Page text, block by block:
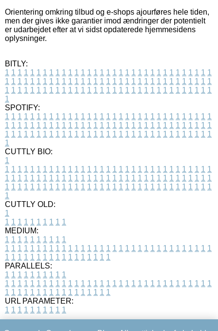
Orientering omkring tilbud og e-shops ajourføres hele tiden,
men der gives ikke garantier imod ændringer der potentielt
er udarbejdet efter at vi sidst opdaterede hjemmesidens
oplysninger.
BITLY:
1 1 1 1 1 1 1 1 1 1 1 1 1 1 1 1 1 1 1 1 1 1 1 1 1 1 1 1 1 1 1 1 1
1 1 1 1 1 1 1 1 1 1 1 1 1 1 1 1 1 1 1 1 1 1 1 1 1 1 1 1 1 1 1 1 1
1 1 1 1 1 1 1 1 1 1 1 1 1 1 1 1 1 1 1 1 1 1 1 1 1 1 1 1 1 1 1 1 1
1
SPOTIFY:
1 1 1 1 1 1 1 1 1 1 1 1 1 1 1 1 1 1 1 1 1 1 1 1 1 1 1 1 1 1 1 1 1
1 1 1 1 1 1 1 1 1 1 1 1 1 1 1 1 1 1 1 1 1 1 1 1 1 1 1 1 1 1 1 1 1
1 1 1 1 1 1 1 1 1 1 1 1 1 1 1 1 1 1 1 1 1 1 1 1 1 1 1 1 1 1 1 1 1
1
CUTTLY BIO:
1
1 1 1 1 1 1 1 1 1 1 1 1 1 1 1 1 1 1 1 1 1 1 1 1 1 1 1 1 1 1 1 1 1
1 1 1 1 1 1 1 1 1 1 1 1 1 1 1 1 1 1 1 1 1 1 1 1 1 1 1 1 1 1 1 1 1
1 1 1 1 1 1 1 1 1 1 1 1 1 1 1 1 1 1 1 1 1 1 1 1 1 1 1 1 1 1 1 1 1
1
CUTTLY OLD:
1
1 1 1 1 1 1 1 1 1 1
MEDIUM:
1 1 1 1 1 1 1 1 1 1
1 1 1 1 1 1 1 1 1 1 1 1 1 1 1 1 1 1 1 1 1 1 1 1 1 1 1 1 1 1 1 1 1
1 1 1 1 1 1 1 1 1 1 1 1 1 1 1 1 1
PARALLELS:
1 1 1 1 1 1 1 1 1 1
1 1 1 1 1 1 1 1 1 1 1 1 1 1 1 1 1 1 1 1 1 1 1 1 1 1 1 1 1 1 1 1 1
1 1 1 1 1 1 1 1 1 1 1 1 1 1 1 1 1
URL PARAMETER:
1 1 1 1 1 1 1 1 1 1